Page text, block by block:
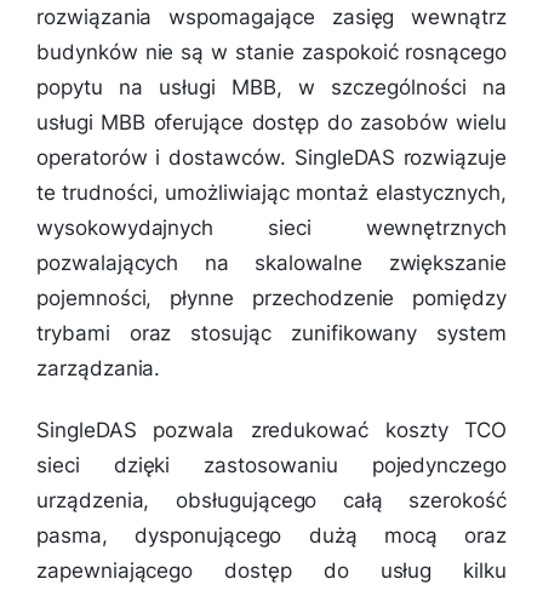
rozwiązania wspomagające zasięg wewnątrz
budynków nie są w stanie zaspokoić rosnącego
popytu na usługi MBB, w szczególności na
usługi MBB oferujące dostęp do zasobów wielu
operatorów i dostawców. SingleDAS rozwiązuje
te trudności, umożliwiając montaż elastycznych,
wysokowydajnych sieci wewnętrznych
pozwalających na skalowalne zwiększanie
pojemności, płynne przechodzenie pomiędzy
trybami oraz stosując zunifikowany system
zarządzania.
SingleDAS pozwala zredukować koszty TCO
sieci dzięki zastosowaniu pojedynczego
urządzenia, obsługującego całą szerokość
pasma, dysponującego dużą mocą oraz
zapewniającego dostęp do usług kilku